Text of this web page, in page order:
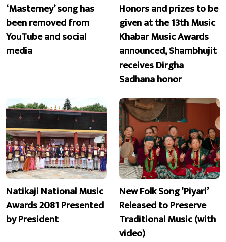
‘Masterney’ song has
been removed from
YouTube and social
media
Honors and prizes to be
given at the 13th Music
Khabar Music Awards
announced, Shambhujit
receives Dirgha
Sadhana honor
Natikaji National Music
Awards 2081 Presented
by President
New Folk Song ‘Piyari’
Released to Preserve
Traditional Music (with
video)